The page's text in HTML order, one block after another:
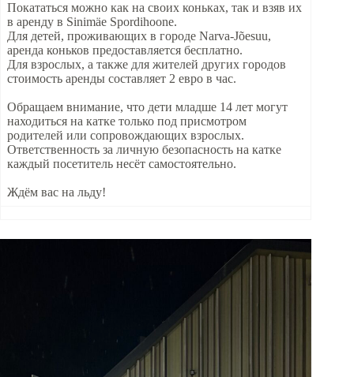
Покататься можно как на своих коньках, так и взяв их
в аренду в Sinimäe Spordihoone.
Для детей, проживающих в городе Narva-Jõesuu,
аренда коньков предоставляется бесплатно.
Для взрослых, а также для жителей других городов
стоимость аренды составляет 2 евро в час.
Обращаем внимание, что дети младше 14 лет могут
находиться на катке только под присмотром
родителей или сопровождающих взрослых.
Ответственность за личную безопасность на катке
каждый посетитель несёт самостоятельно.
Ждём вас на льду!